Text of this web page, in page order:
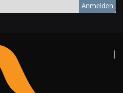
Anmelden